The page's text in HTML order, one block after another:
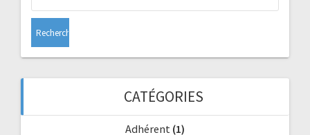
CATÉGORIES
Adhérent (1)